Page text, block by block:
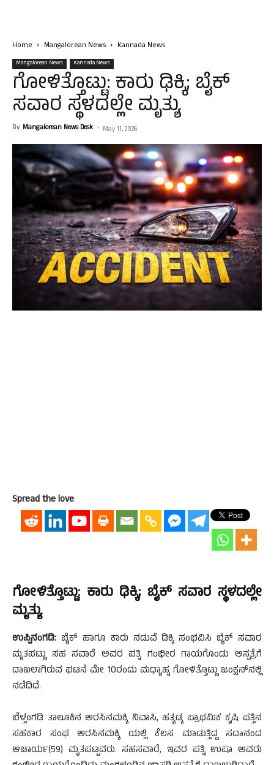
Home Mangalorean News Kannada News
Mangalorean News Kannada News
ಗೋಳಿತ್ತೊಟ್ಟು: ಕಾರು ಢಿಕ್ಕಿ; ಬೈಕ್
ಸವಾರ ಸ್ಥಳದಲ್ಲೇ ಮೃತ್ಯು
By Mangalorean News Desk - May 11, 2026
Spread the love
ಗೋಳಿತ್ತೊಟ್ಟು: ಕಾರು ಢಿಕ್ಕಿ; ಬೈಕ್ ಸವಾರ ಸ್ಥಳದಲ್ಲೇ
ಮೃತ್ಯು
ಉಪ್ಪಿನಂಗಡಿ: ಬೈಕ್ ಹಾಗೂ ಕಾರು ನಡುವೆ ಡಿಕ್ಕಿ ಸಂಭವಿಸಿ ಬೈಕ್ ಸವಾರ
ಮೃತಪಟ್ಟು ಸಹ ಸವಾರೆ ಅವರ ಪತ್ನಿ ಗಂಭೀರ ಗಾಯಗೊಂಡು ಆಸ್ಪತ್ರೆಗೆ
ದಾಖಲಾಗಿರುವ ಘಟನೆ ಮೇ 10ರಂದು ಮಧ್ಯಾಹ್ನ ಗೋಳಿತ್ತೊಟ್ಟು ಜಂಕ್ಷನ್‍ನಲ್ಲಿ
ನಡೆದಿದೆ.
ಬೆಳ್ತಂಗಡಿ ತಾಲೂಕಿನ ಅರಸಿನಮಕ್ಕಿ ನಿವಾಸಿ, ಹತ್ಯಡ್ಕ ಪ್ರಾಥಮಿಕ ಕೃಷಿ ಪತ್ತಿನ
ಸಹಕಾರ ಸಂಘ ಅರಸಿನಮಕ್ಕಿ ಯಲ್ಲಿ ಕೆಲಸ ಮಾಡುತ್ತಿದ್ದ ಸದಾನಂದ
ಆಚಾರ್ಯ(59) ಮೃತಪಟ್ಟವರು. ಸಹಸವಾರೆ, ಇವರ ಪತ್ನಿ ಉಷಾ ಅವರು